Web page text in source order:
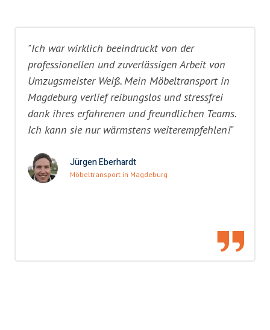
"Ich war wirklich beeindruckt von der
professionellen und zuverlässigen Arbeit von
Umzugsmeister Weiß. Mein Möbeltransport in
Magdeburg verlief reibungslos und stressfrei
dank ihres erfahrenen und freundlichen Teams.
Ich kann sie nur wärmstens weiterempfehlen!"
Jürgen Eberhardt
Möbeltransport in Magdeburg